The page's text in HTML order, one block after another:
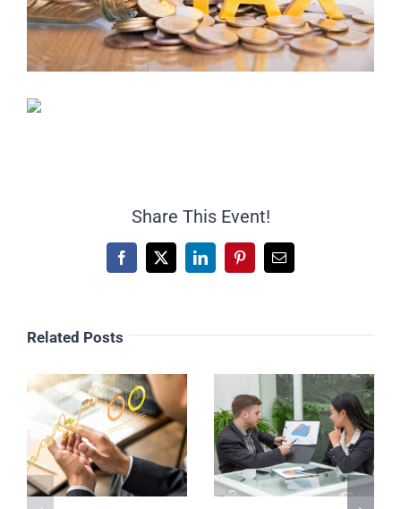
Share This Event!
Facebook
X LinkedInPinterestEmail
Related Posts